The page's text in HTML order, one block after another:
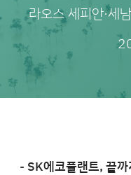
라오스 세피안·세
- SK에코플랜트, 끝